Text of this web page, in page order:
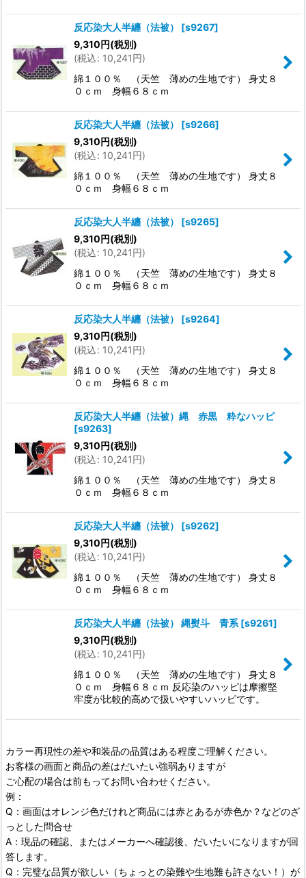
反応染大人半纏（法被） [s9267]
9,310円(税別)
(税込: 10,241円)
綿１００％ （天竺 薄めの生地です） 身丈８
０ｃｍ 身幅６８ｃｍ
反応染大人半纏（法被） [s9266]
9,310円(税別)
(税込: 10,241円)
綿１００％ （天竺 薄めの生地です） 身丈８
０ｃｍ 身幅６８ｃｍ
反応染大人半纏（法被） [s9265]
9,310円(税別)
(税込: 10,241円)
綿１００％ （天竺 薄めの生地です） 身丈８
０ｃｍ 身幅６８ｃｍ
反応染大人半纏（法被） [s9264]
9,310円(税別)
(税込: 10,241円)
綿１００％ （天竺 薄めの生地です） 身丈８
０ｃｍ 身幅６８ｃｍ
反応染大人半纏（法被）縄 赤黒 粋なハッピ
[s9263]
9,310円(税別)
(税込: 10,241円)
綿１００％ （天竺 薄めの生地です） 身丈８
０ｃｍ 身幅６８ｃｍ
反応染大人半纏（法被） [s9262]
9,310円(税別)
(税込: 10,241円)
綿１００％ （天竺 薄めの生地です） 身丈８
０ｃｍ 身幅６８ｃｍ
反応染大人半纏（法被） 縄熨斗 青系 [s9261]
9,310円(税別)
(税込: 10,241円)
綿１００％ （天竺 薄めの生地です） 身丈８
０ｃｍ 身幅６８ｃｍ 反応染のハッピは摩擦堅
牢度が比較的高めで扱いやすいハッピです。
カラー再現性の差や和装品の品質はある程度ご理解ください。
お客様の画面と商品の差はだいたい強弱ありますが
ご心配の場合は前もってお問い合わせください。
例：
Q：画面はオレンジ色だけれど商品には赤とあるが赤色か？などのざ
っとした問合せ
A：現品の確認、またはメーカーへ確認後、だいたいになりますが回
答します。
Q：完璧な品質が欲しい（ちょっとの染難や生地難も許さない！）が